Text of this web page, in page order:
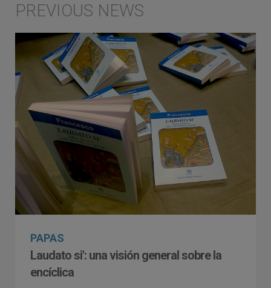
PAPAS
Laudato si': una visión general sobre la
encíclica